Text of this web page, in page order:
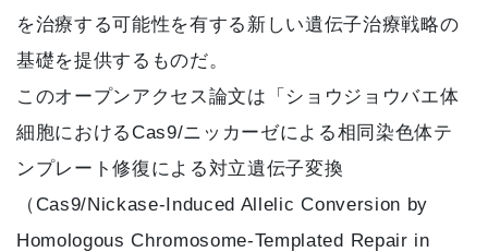
を治療する可能性を有する新しい遺伝子治療戦略の
基礎を提供するものだ。
このオープンアクセス論文は「ショウジョウバエ体
細胞におけるCas9/ニッカーゼによる相同染色体テ
ンプレート修復による対立遺伝子変換
（Cas9/Nickase-Induced Allelic Conversion by
Homologous Chromosome-Templated Repair in